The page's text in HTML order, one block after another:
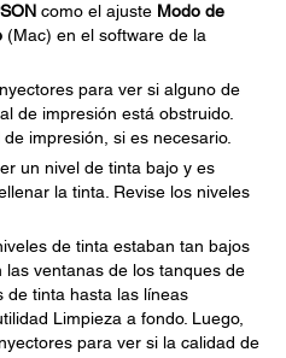
como el ajuste Modo de
(Mac) en el software de la
para ver si alguno de
de impresión está obstruido.
impresión, si es necesario.
un nivel de tinta bajo y es
la tinta. Revise los niveles
de tinta estaban tan bajos
ventanas de los tanques de
de tinta hasta las líneas
Limpieza a fondo. Luego,
para ver si la calidad de